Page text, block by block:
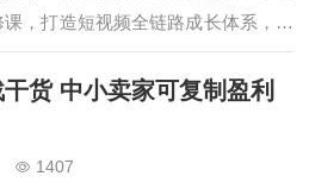
课，打造短视频全链路成长体系，从
发展演变、账号多元价值模式入手，
拆解各类账号运营逻辑与粉丝运营思
差异化人设打造，剖析平台算法规
货 中小卖家可复制盈利
1407